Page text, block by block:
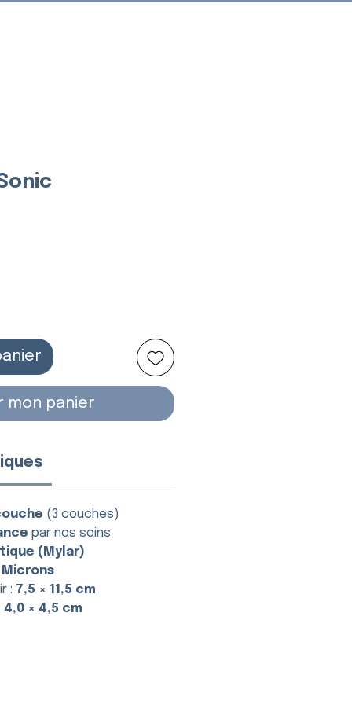
mon panier
(3 couches)
par nos soins
(Mylar)
: 7,5 × 11,5 cm
4,0 × 4,5 cm